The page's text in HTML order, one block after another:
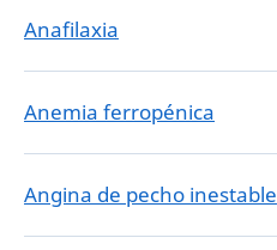
Anafilaxia
Anemia ferropénica
Angina de pecho inestable